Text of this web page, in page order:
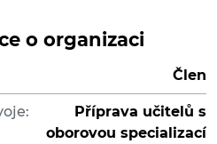
o organizaci
Člen
Příprava učitelů s
oborovou specializací